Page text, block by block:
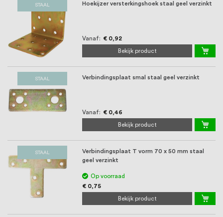
STAAL Hoekijzer versterkingshoek staal geel verzinkt
Vanaf € 0,92
Bekijk product
STAAL Verbindingsplaat smal staal geel verzinkt
Vanaf € 0,46
Bekijk product
STAAL
Verbindingsplaat T vorm 70 x 50 mm staal
geel verzinkt
Op voorraad
€ 0,75
Bekijk product